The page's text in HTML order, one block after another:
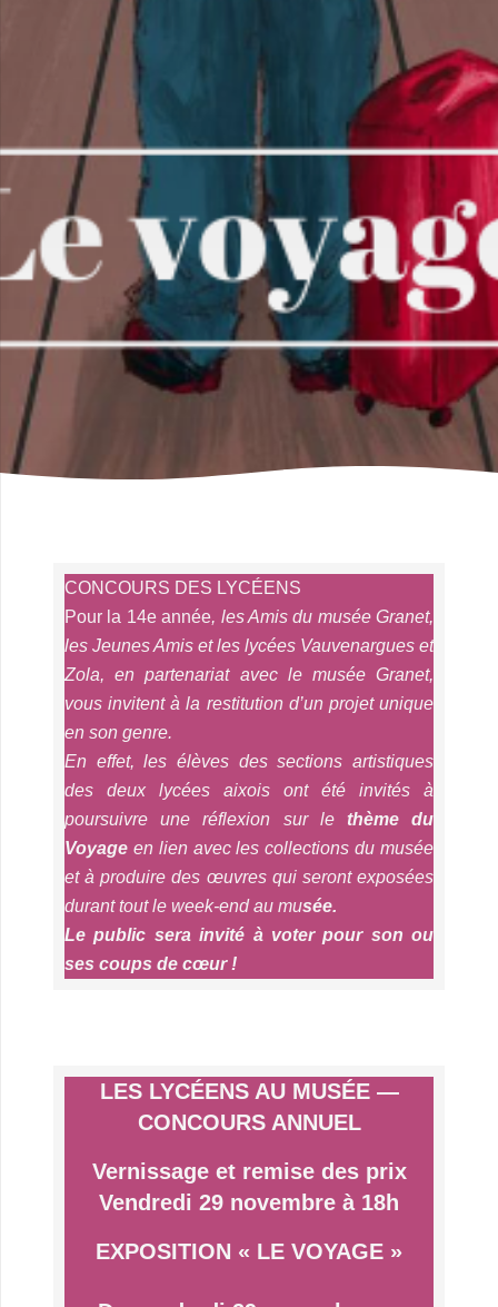
CONCOURS DES LYCÉENS
Pour la 14e année, les Amis du musée Granet,
les Jeunes Amis et les lycées Vauvenargues et
Zola, en partenariat avec le musée Granet,
vous invitent à la restitution d’un projet unique
en son genre.
En effet, les élèves des sections artistiques
des deux lycées aixois ont été invités à
poursuivre une réflexion sur le thème du
Voyage en lien avec les collections du musée
et à produire des œuvres qui seront exposées
durant tout le week-end au musée.
Le public sera invité à voter pour son ou
ses coups de cœur !
LES LYCÉENS AU MUSÉE —
CONCOURS ANNUEL
Vernissage et remise des prix
Vendredi 29 novembre à 18h
EXPOSITION « LE VOYAGE »